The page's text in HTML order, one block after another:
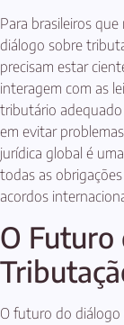
Para brasileiros
diálogo sobre
precisam estar
interagem com as
tributário
em evitar
jurídica global é
todas as
acordos
O Futuro
O futuro do